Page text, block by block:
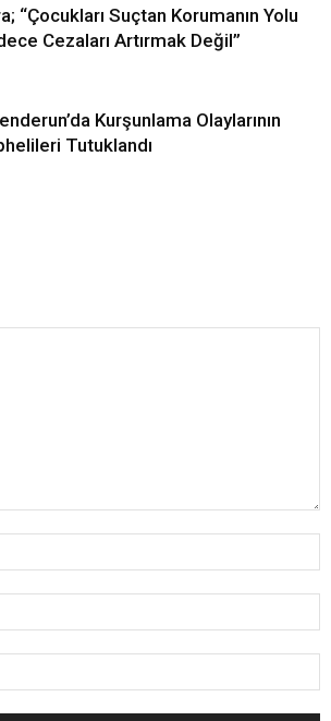
“Çocukları Suçtan Korumanın Yolu
Cezaları Artırmak Değil”
Kurşunlama Olaylarının
Tutuklandı